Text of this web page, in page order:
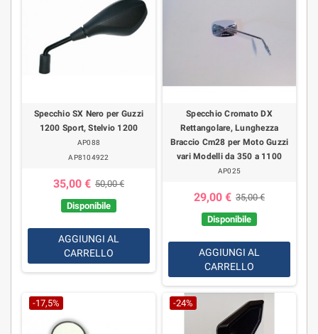
Specchio SX Nero per Guzzi
1200 Sport, Stelvio 1200
AP088
AP8104922
35,00 € 50,00 €
Disponibile
AGGIUNGI AL
CARRELLO
Specchio Cromato DX
Rettangolare, Lunghezza
Braccio Cm28 per Moto Guzzi
vari Modelli da 350 a 1100
AP025
29,00 € 35,00 €
Disponibile
AGGIUNGI AL
CARRELLO
-17,5% -24%